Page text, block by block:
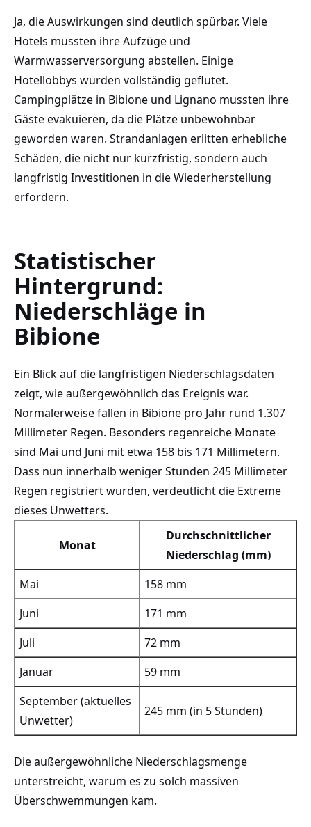
Ja, die Auswirkungen sind deutlich spürbar. Viele
Hotels mussten ihre Aufzüge und
Warmwasserversorgung abstellen. Einige
Hotellobbys wurden vollständig geflutet.
Campingplätze in Bibione und Lignano mussten ihre
Gäste evakuieren, da die Plätze unbewohnbar
geworden waren. Strandanlagen erlitten erhebliche
Schäden, die nicht nur kurzfristig, sondern auch
langfristig Investitionen in die Wiederherstellung
erfordern.
Statistischer
Hintergrund:
Niederschläge in
Bibione
Ein Blick auf die langfristigen Niederschlagsdaten
zeigt, wie außergewöhnlich das Ereignis war.
Normalerweise fallen in Bibione pro Jahr rund 1.307
Millimeter Regen. Besonders regenreiche Monate
sind Mai und Juni mit etwa 158 bis 171 Millimetern.
Dass nun innerhalb weniger Stunden 245 Millimeter
Regen registriert wurden, verdeutlicht die Extreme
dieses Unwetters.
Monat
Durchschnittlicher
Niederschlag (mm)
Mai
158 mm
Juni
171 mm
Juli
72 mm
Januar
59 mm
September (aktuelles
Unwetter)
245 mm (in 5 Stunden)
Die außergewöhnliche Niederschlagsmenge
unterstreicht, warum es zu solch massiven
Überschwemmungen kam.